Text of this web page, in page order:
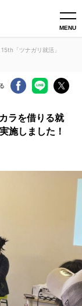
MENU
「ツナガリ就活」
ラを借りる就
施しました！